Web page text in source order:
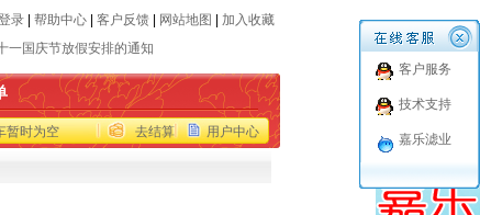
录 帮助中心 客户反馈 网站地图 加入收藏
停用通知
口品牌滤芯
士乐收购EPPENSTEINER(EPE)过滤部
停用通知
暂时为空 去结算 用户中心
客户服务
技术支持
嘉乐滤业